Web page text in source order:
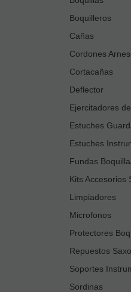
Boquilleros
Cañas
Cordones
Cortacañas
Deflector
Ejercitadores
Estuches
Estuches
Fundas
Kits Accesorios
Limpiadores
Microfonos
Protectores
Repuestos
Soportes
Sordinas